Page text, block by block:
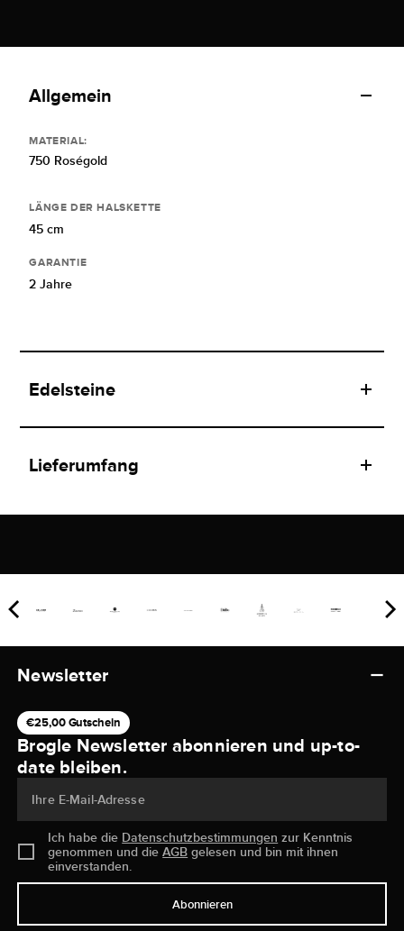
Allgemein
MATERIAL:
750 Roségold
LÄNGE DER HALSKETTE
45 cm
GARANTIE
2 Jahre
Edelsteine
Lieferumfang
Newsletter
€25,00 Gutschein
Brogle Newsletter abonnieren und up-to-
date bleiben.
Ihre E-Mail-Adresse
Ich habe die Datenschutzbestimmungen zur Kenntnis
genommen und dieAGB gelesen und bin mit ihnen
einverstanden.
Abonnieren